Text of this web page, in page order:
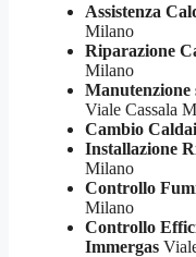
Assistenza
Milano
Riparazione
Milano
Viale Cassala
Cambio
Installazione
Milano
Controllo
Milano
Controllo
Immergas